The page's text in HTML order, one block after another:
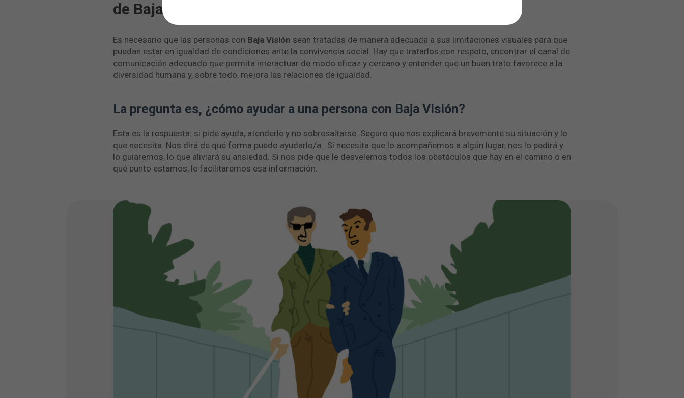
de Baja visión. ¡Estemos atentos!
Es necesario que las personas con Baja Visión sean tratadas de manera adecuada a sus limitaciones visuales para que
puedan estar en igualdad de condiciones ante la convivencia social. Hay que tratarlos con respeto, encontrar el canal de
comunicación adecuado que permita interactuar de modo eficaz y cercano y entender que un buen trato favorece a la
diversidad humana y, sobre todo, mejora las relaciones de igualdad.
La pregunta es, ¿cómo ayudar a una persona con Baja Visión?
Esta es la respuesta: si pide ayuda, atenderle y no sobresaltarse. Seguro que nos explicará brevemente su situación y lo
que necesita. Nos dirá de qué forma puedo ayudarlo/a. Si necesita que lo acompañemos a algún lugar, nos lo pedirá y
lo guiaremos, lo que aliviará su ansiedad. Si nos pide que le desvelemos todos los obstáculos que hay en el camino o en
qué punto estamos, le facilitaremos esa información.